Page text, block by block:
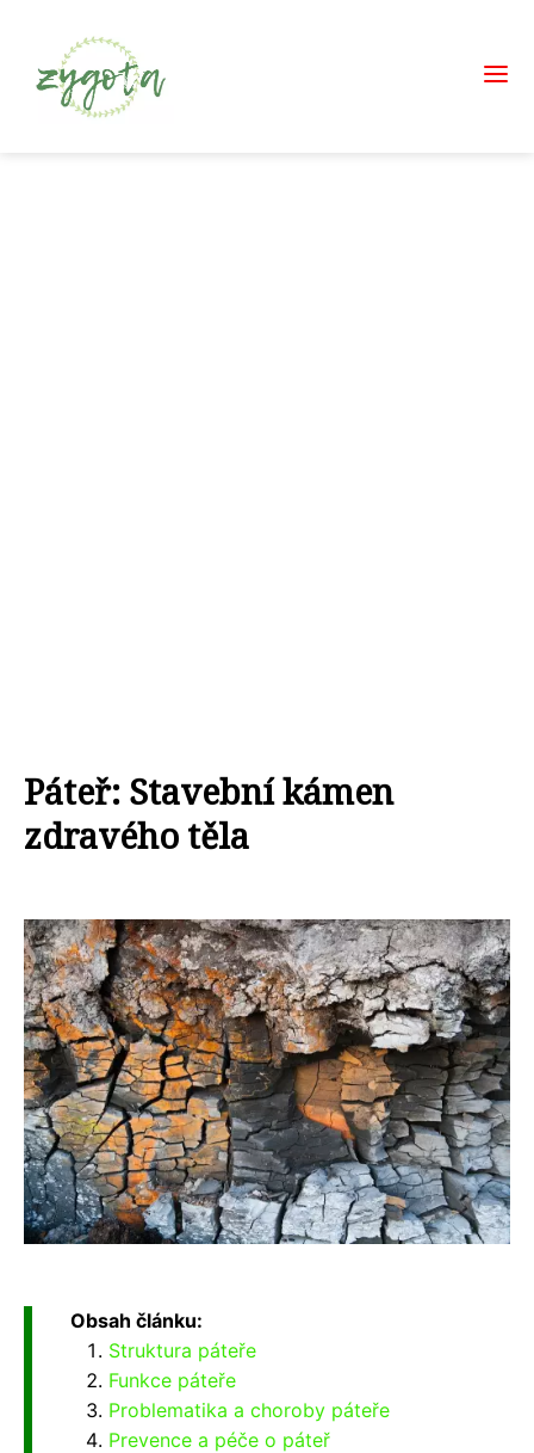
Páteř: Stavební kámen
zdravého těla
Obsah článku:
Struktura páteře
Funkce páteře
Problematika a choroby páteře
Prevence a péče o páteř